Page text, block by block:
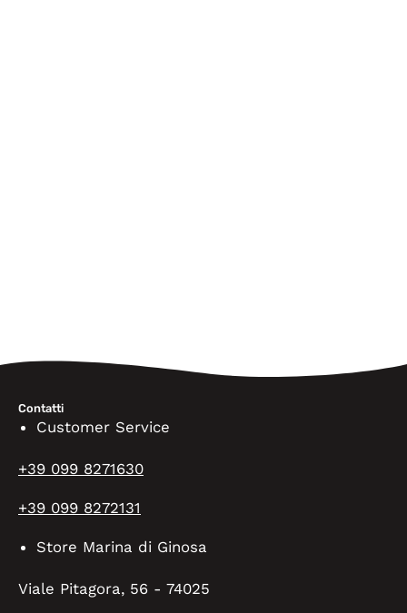
Contatti
Customer Service
+39 099 8271630
+39 099 8272131
Store Marina di Ginosa
Viale Pitagora, 56 - 74025